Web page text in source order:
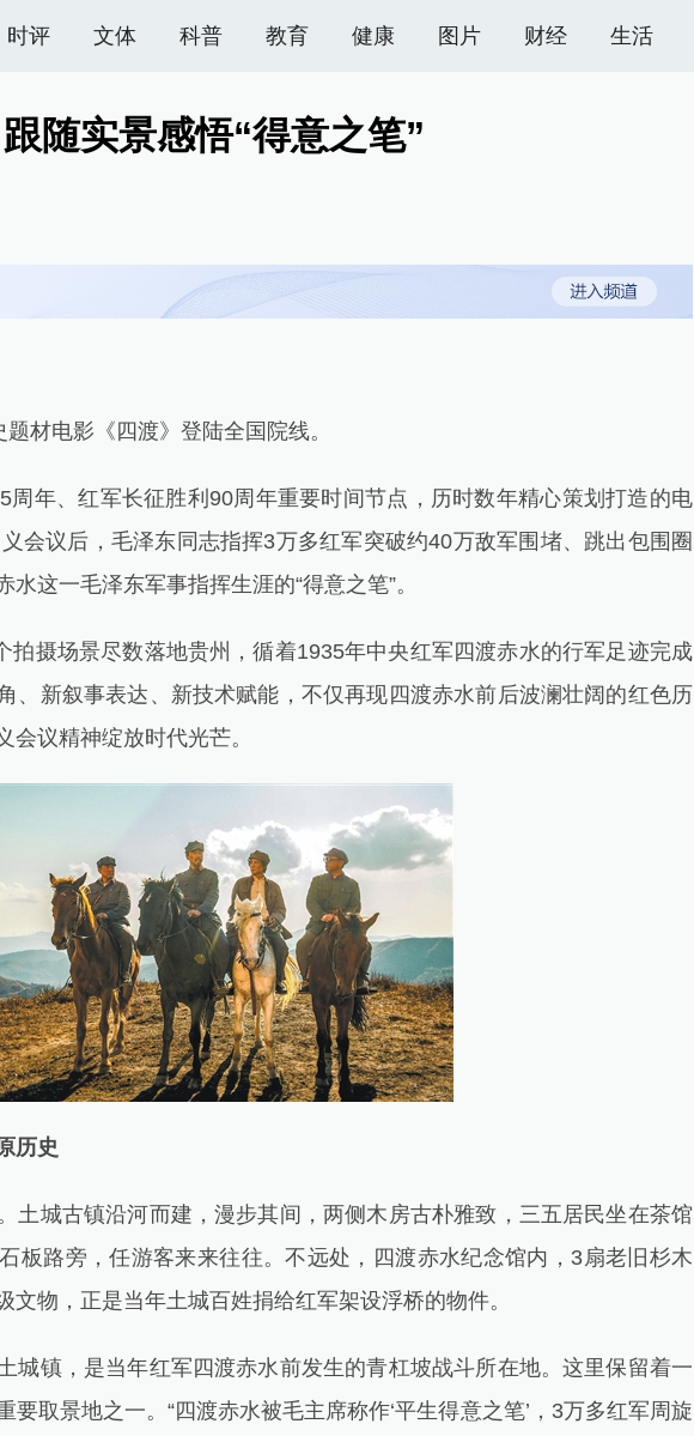
时评 文体 科普 教育 健康 图片 财经 生活
跟随实景感悟“得意之笔”
电影《四渡》登陆全国院线。
年、红军长征胜利90周年重要时间节点，历时数年精心策划打造的电
会议后，毛泽东同志指挥3万多红军突破约40万敌军围堵、跳出包围圈
这一毛泽东军事指挥生涯的“得意之笔”。
摄场景尽数落地贵州，循着1935年中央红军四渡赤水的行军足迹完成
、新叙事表达、新技术赋能，不仅再现四渡赤水前后波澜壮阔的红色历
会议精神绽放时代光芒。
历史
城古镇沿河而建，漫步其间，两侧木房古朴雅致，三五居民坐在茶馆
板路旁，任游客来来往往。不远处，四渡赤水纪念馆内，3扇老旧杉木
文物，正是当年土城百姓捐给红军架设浮桥的物件。
镇，是当年红军四渡赤水前发生的青杠坡战斗所在地。这里保留着一
取景地之一。“四渡赤水被毛主席称作‘平生得意之笔’，3万多红军周旋